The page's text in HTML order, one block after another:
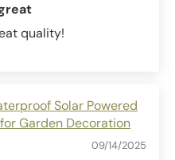
quality!
Solar Powered
Garden Decoration
09/14/2025